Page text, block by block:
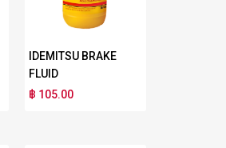
IDEMITSU BRAKE
FLUID
฿ 105.00